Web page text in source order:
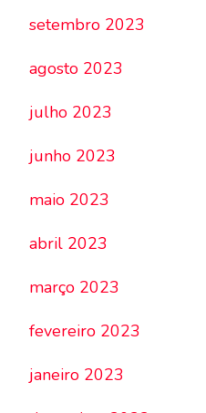
setembro 2023
agosto 2023
julho 2023
junho 2023
maio 2023
abril 2023
março 2023
fevereiro 2023
janeiro 2023